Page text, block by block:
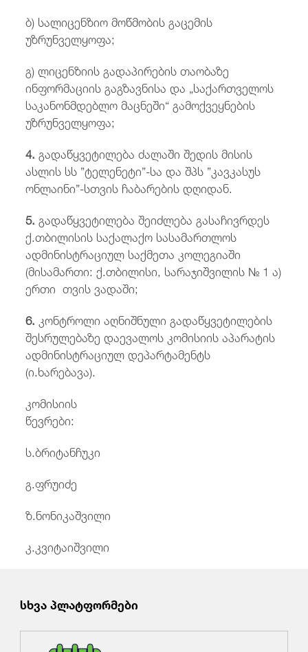
ბ) სალიცენზიო მოწმობის გაცემის
უზრუნველყოფა;
გ) ლიცენზიის გადაპირების თაობაზე
ინფორმაციის გაგზავნისა და „საქართველოს
საკანონმდებლო მაცნეში“ გამოქვეყნების
უზრუნველყოფა;
4.გადაწყვეტილება ძალაში შედის მისის
ასლის სს ”ტელენეტი”-სა და შპს ”კავკასუს
ონლაინი”-სთვის ჩაბარების დღიდან.
5.გადაწყვეტილება შეიძლება გასაჩივრდეს
ქ.თბილისის საქალაქო სასამართლოს
ადმინისტრაციულ საქმეთა კოლეგიაში
(მისამართი: ქ.თბილისი, სარაჯიშვილის № 1 ა)
ერთი თვის ვადაში;
6.კონტროლი აღნიშნული გადაწყვეტილების
შესრულებაზე დაევალოს კომისიის აპარატის
ადმინისტრაციულ დეპარტამენტს
(ი.ხარებავა).
კომისიის
ს.ბრიტანჩუკი
გ.ფრუიძე
ზ.ნონიკაშვილი
კ.კვიტაიშვილი
სხვა პლატფორმები